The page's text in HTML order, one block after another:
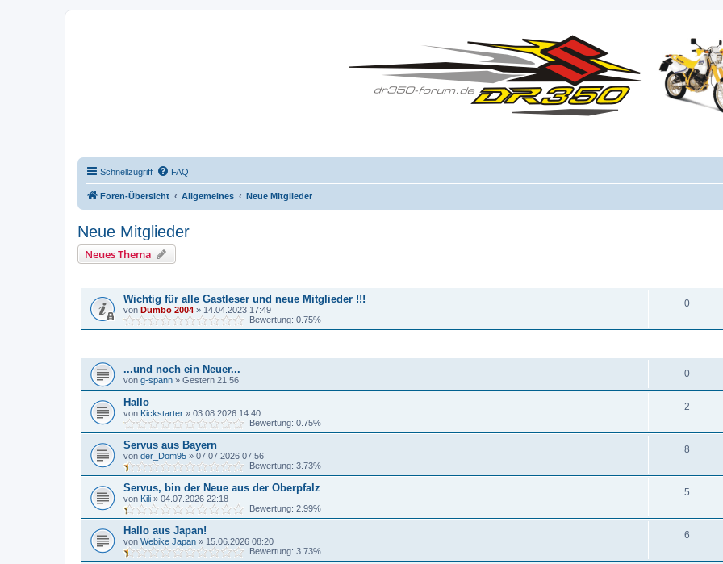
Schnellzugriff FAQ
Foren-Übersicht Allgemeines Neue Mitglieder
Neue Mitglieder
Neues Thema
Wichtig für alle Gastleser und neue Mitglieder !!!
von Dumbo 2004 » 14.04.2023 17:49
Bewertung: 0.75%
0
...und noch ein Neuer...
von g-spann » Gestern 21:56
0
Hallo
von Kickstarter » 03.08.2026 14:40
Bewertung: 0.75%
2
Servus aus Bayern
von der_Dom95 » 07.07.2026 07:56
Bewertung: 3.73%
8
Servus, bin der Neue aus der Oberpfalz
von Kili » 04.07.2026 22:18
Bewertung: 2.99%
5
Hallo aus Japan!
von Webike Japan » 15.06.2026 08:20
Bewertung: 3.73%
6